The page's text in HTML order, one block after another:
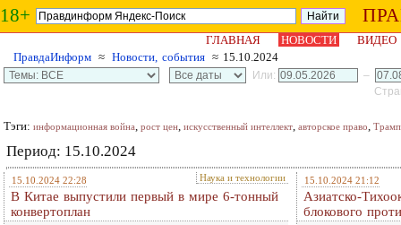
18+
ГЛАВНАЯ НОВОСТИ
ВИДЕО
ПравдаИнформ ≈ Новости, события ≈ 15.10.2024
Или:
–
Тэги: информационная война, рост цен, искусственный интеллект, авторское право, Трамп
Период: 15.10.2024
15.10.2024 22:28 Наука и технологии
В Китае выпустили первый в мире 6-тонный
конвертоплан
15.10.2024 21:12
Азиатско-
блокового